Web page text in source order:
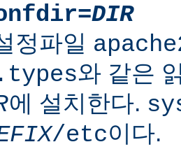
DIR
정파일
와 같은
에 설치한다.
/etc이다.